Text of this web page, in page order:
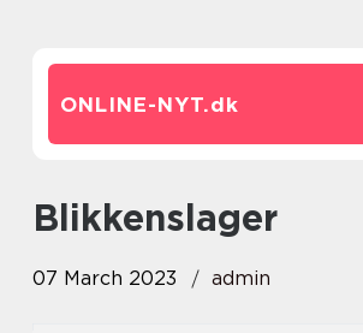
ONLINE-NYT.dk
blikkenslager
07 March 2023 admin